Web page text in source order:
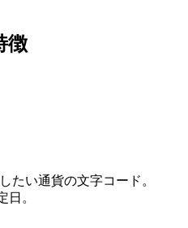
徴
たい通貨の文字コード。
日。